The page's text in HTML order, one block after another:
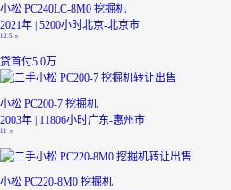
小松 PC240LC-8M0 挖掘机
2021年 | 5200小时北京-北京市
12.5 万
贷首付5.0万
小松 PC200-7 挖掘机
2003年 | 11806小时广东-惠州市
11 万
小松 PC220-8M0 挖掘机